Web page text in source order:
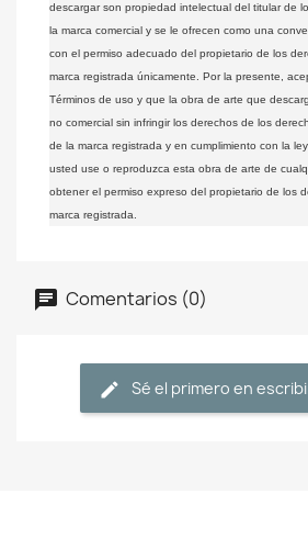
descargar son propiedad intelectual del titular de
la marca comercial y se le ofrecen como una
con el permiso adecuado del propietario de los
marca registrada únicamente. Por la presente,
Términos de uso y que la obra de arte que
no comercial sin infringir los derechos de los
de la marca registrada y en cumplimiento con la
usted use o reproduzca esta obra de arte de
obtener el permiso expreso del propietario de los
marca registrada.
Comentarios (0)
Sé el primero en